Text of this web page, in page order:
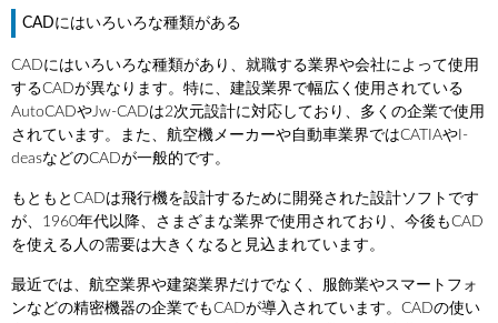
CADにはいろいろな種類がある
CADにはいろいろな種類があり、就職する業界や会社によって使用
するCADが異なります。特に、建設業界で幅広く使用されている
AutoCADやJw-CADは2次元設計に対応しており、多くの企業で使用
されています。また、航空機メーカーや自動車業界ではCATIAやI-
deasなどのCADが一般的です。
もともとCADは飛行機を設計するために開発された設計ソフトです
が、1960年代以降、さまざまな業界で使用されており、今後もCAD
を使える人の需要は大きくなると見込まれています。
最近では、航空業界や建築業界だけでなく、服飾業やスマートフォ
ンなどの精密機器の企業でもCADが導入されています。CADの使い